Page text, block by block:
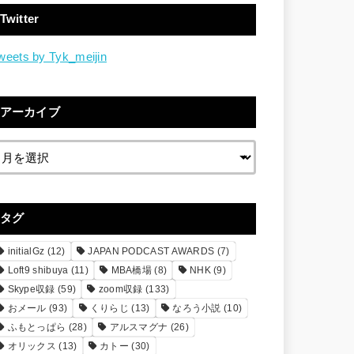
Twitter
by Tyk_meijin
アーカイブ
タグ
initialGz (12) JAPAN PODCAST AWARDS (7)
Loft9 shibuya (11) MBA橋場 (8) NHK (9)
Skype収録 (59) zoom収録 (133)
おメール (93) くりらじ (13) なろう小説 (10)
ふもとっぱら (28) アルスマグナ (26)
オリックス (13) カトー (30)